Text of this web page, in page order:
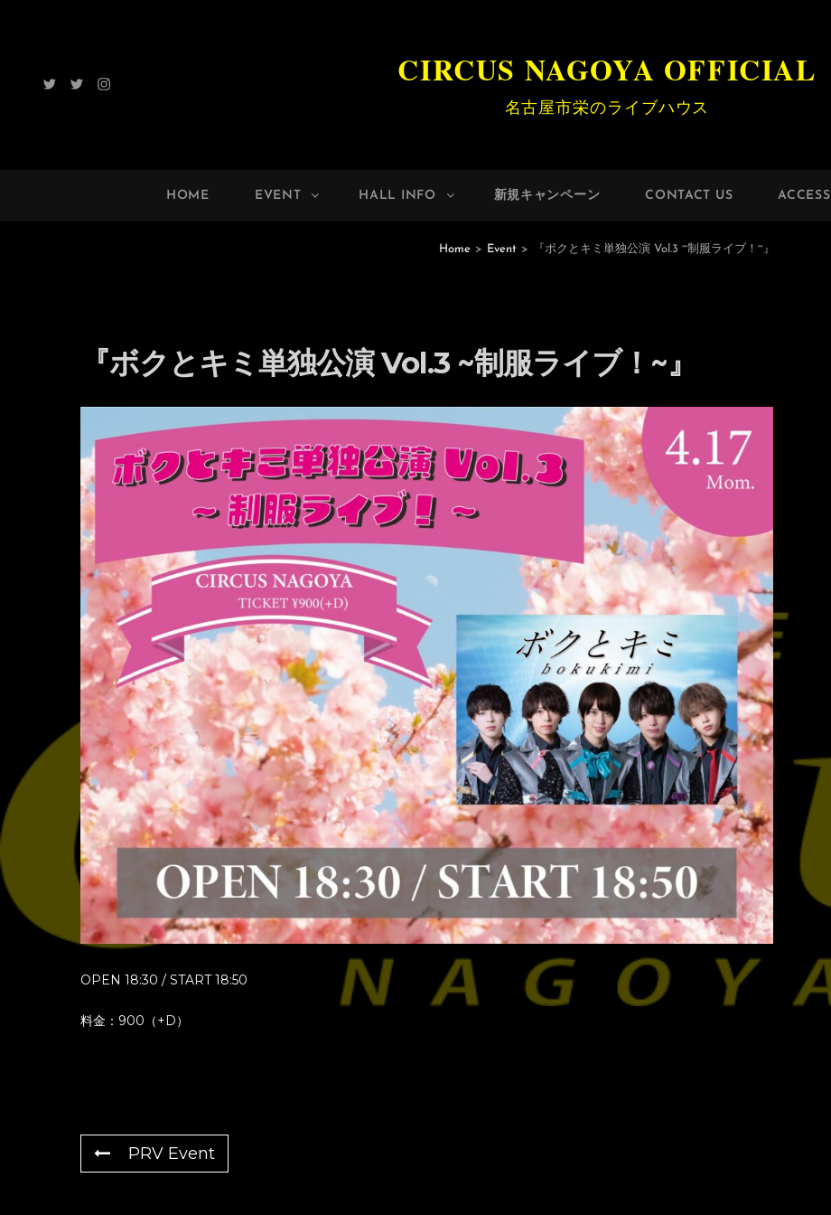
TwitterRadioInstagram CIRCUS NAGOYA OFFICIAL
名古屋市栄のライブハウス
HOME EVENT HALL INFO 新規キャンペーン CONTACT US ACCESS
Home > Event > 『ボクとキミ単独公演 Vol.3 ~制服ライブ！~』
『ボクとキミ単独公演 Vol.3 ~制服ライブ！~』
OPEN 18:30 / START 18:50
料金：900（+D）
PRV Event